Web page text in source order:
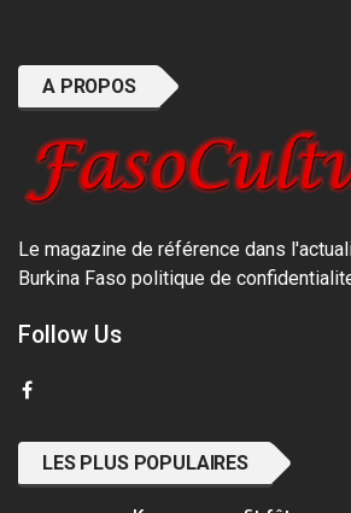
A PROPOS
Le magazine de référence dans
Burkina Faso politique de
Follow Us
LES PLUS POPULAIRES